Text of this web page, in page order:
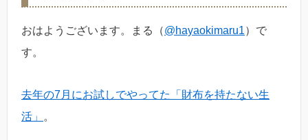
おはようございます。まる（@hayaokimaru1）で
す。
去年の7月にお試しでやってた「財布を持たない生
活」
。